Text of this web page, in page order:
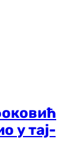
у тај-